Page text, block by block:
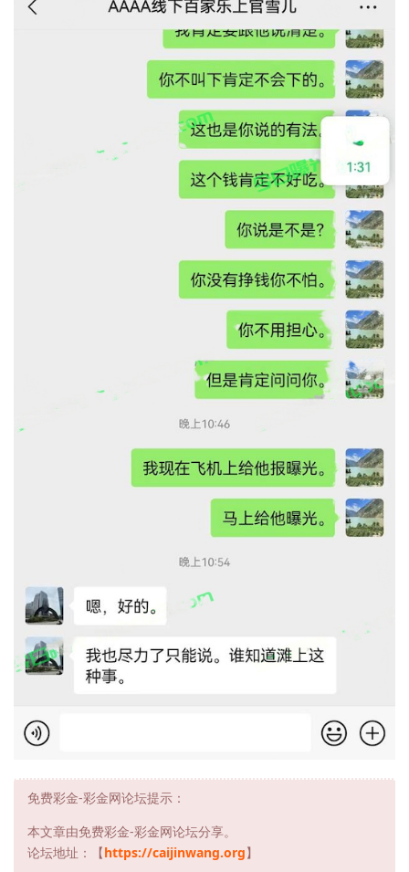
免费彩金-彩金网论坛提示：
本文章由免费彩金-彩金网论坛分享。
论坛地址：【https://caijinwang.org】